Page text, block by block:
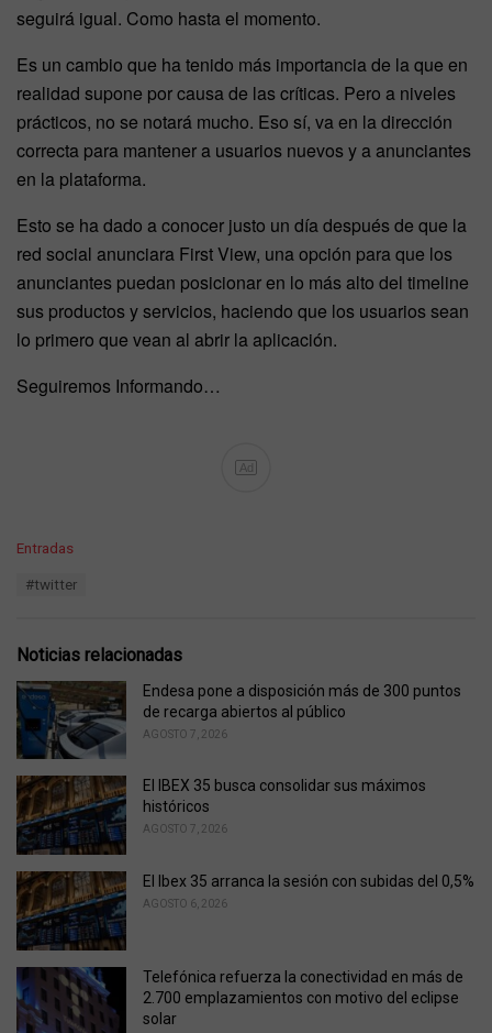
seguirá igual. Como hasta el momento.
Es un cambio que ha tenido más importancia de la que en
realidad supone por causa de las críticas. Pero a niveles
prácticos, no se notará mucho. Eso sí, va en la dirección
correcta para mantener a usuarios nuevos y a anunciantes
en la plataforma.
Esto se ha dado a conocer justo un día después de que la
red social anunciara First View, una opción para que los
anunciantes puedan posicionar en lo más alto del timeline
sus productos y servicios, haciendo que los usuarios sean
lo primero que vean al abrir la aplicación.
Seguiremos Informando…
Ad
C
o
r
i
e
s
Entradas
:
#twitter
Noticias relacionadas
Endesa pone a disposición más de 300 puntos
de recarga abiertos al público
AGOSTO 7, 2026
El IBEX 35 busca consolidar sus máximos
históricos
AGOSTO 7, 2026
El Ibex 35 arranca la sesión con subidas del 0,5%
AGOSTO 6, 2026
Telefónica refuerza la conectividad en más de
2.700 emplazamientos con motivo del eclipse
solar